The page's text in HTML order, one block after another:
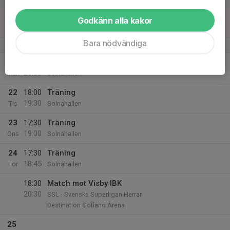
20
Sön
v.39
Mån 20:30
Solnahallen
22
Tis
18:00
19:30
Träning
Solnahallen
23
Ons
17:30
19:00
Träning
Solnahallen
24
Tor
17:30
18:45
Träning
Solnahallen
18:30
20:30
Match mot Visby IBK
SSL - Svenska Superligan Herrar
Destination Gotland Arena
25
Godkänn alla kakor
Bara nödvändiga